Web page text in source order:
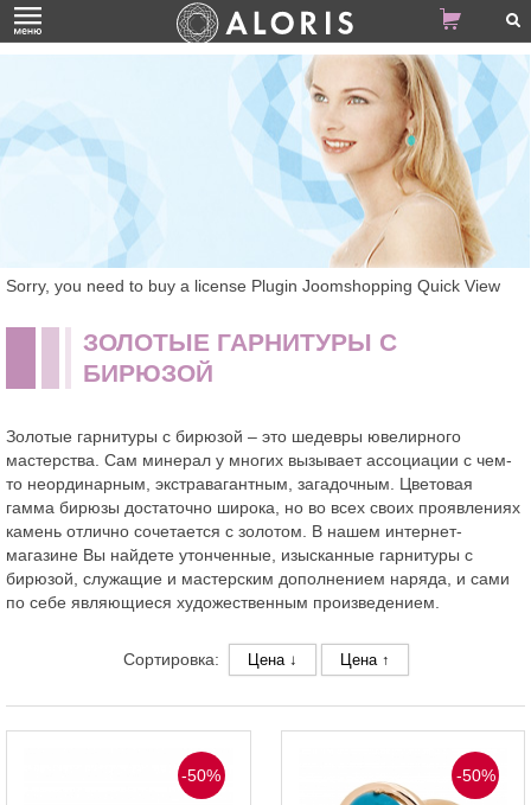
Sorry, you need to buy a license Plugin Joomshopping Quick View
ЗОЛОТЫЕ ГАРНИТУРЫ С
БИРЮЗОЙ
Золотые гарнитуры с бирюзой – это шедевры ювелирного
мастерства. Сам минерал у многих вызывает ассоциации с чем-
то неординарным, экстравагантным, загадочным. Цветовая
гамма бирюзы достаточно широка, но во всех своих проявлениях
камень отлично сочетается с золотом. В нашем интернет-
магазине Вы найдете утонченные, изысканные гарнитуры с
бирюзой, служащие и мастерским дополнением наряда, и сами
по себе являющиеся художественным произведением.
Сортировка: Цена ↓ Цена ↑
-50% -50%